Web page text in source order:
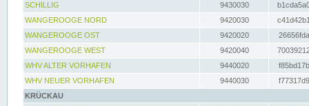
SCHILLIG
9430030
WANGEROOGE NORD
9420030
WANGEROOGE OST
9420020
WANGEROOGE WEST
9420040
WHV ALTER VORHAFEN
9440020
WHV NEUER VORHAFEN
9440030
KRÜCKAU